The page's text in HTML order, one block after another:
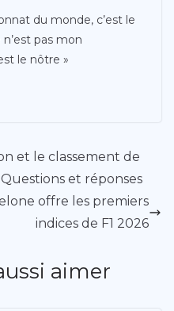
du monde, c’est le
pas mon
le nôtre »
et le classement de
et réponses
offre les premiers
indices de F1 2026
aimer